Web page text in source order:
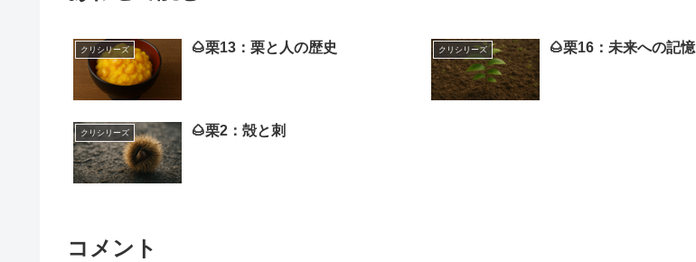
クリシリーズ 🌰栗13：栗と人の歴史 クリシリーズ 🌰栗16：未来への記憶
クリシリーズ 🌰栗2：殻と刺
コメント